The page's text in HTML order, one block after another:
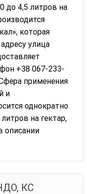
до 4,5 литров на
которая
улица
+38 067-233-
применения
и
однократно
на гектар,
описании
КС